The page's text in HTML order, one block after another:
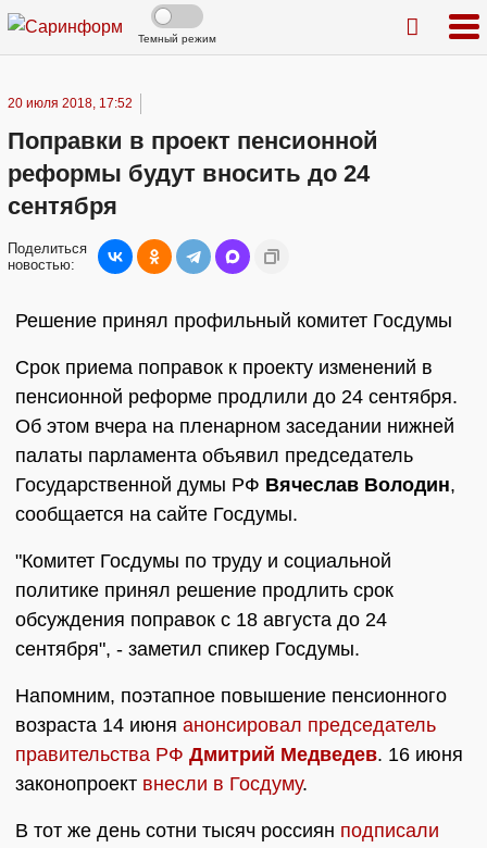
Темный режим
20 июля 2018, 17:52
Поправки в проект пенсионной
реформы будут вносить до 24
сентября
Поделиться
новостью:
Решение принял профильный комитет Госдумы
Срок приема поправок к проекту изменений в
пенсионной реформе продлили до 24 сентября.
Об этом вчера на пленарном заседании нижней
палаты парламента объявил председатель
Государственной думы РФ Вячеслав Володин,
сообщается на сайте Госдумы.
"Комитет Госдумы по труду и социальной
политике принял решение продлить срок
обсуждения поправок с 18 августа до 24
сентября", - заметил спикер Госдумы.
Напомним, поэтапное повышение пенсионного
возраста 14 июня анонсировал председатель
правительства РФ Дмитрий Медведев. 16 июня
законопроект внесли в Госдуму.
В тот же день сотни тысяч россиян подписали